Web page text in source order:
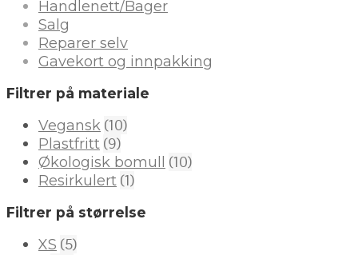
Handlenett/Bager
Salg
Reparer selv
Gavekort og innpakking
Filtrer på materiale
Vegansk (10)
Plastfritt (9)
Økologisk bomull (10)
Resirkulert (1)
Filtrer på størrelse
XS (5)